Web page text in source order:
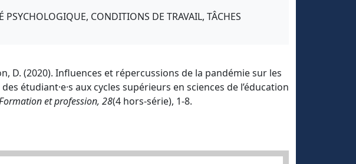
PSYCHOLOGIQUE, CONDITIONS DE TRAVAIL, TÂCHES
D. (2020). Influences et répercussions de la pandémie sur les
étudiant·e·s aux cycles supérieurs en sciences de l’éducation
et profession, 28(4 hors-série), 1-8.